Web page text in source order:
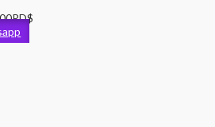
RD$